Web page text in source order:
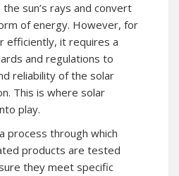
sun’s rays and convert
of energy. However, for
efficiently, it requires a
and regulations to
reliability of the solar
This is where solar
play.
process through which
products are tested
they meet specific